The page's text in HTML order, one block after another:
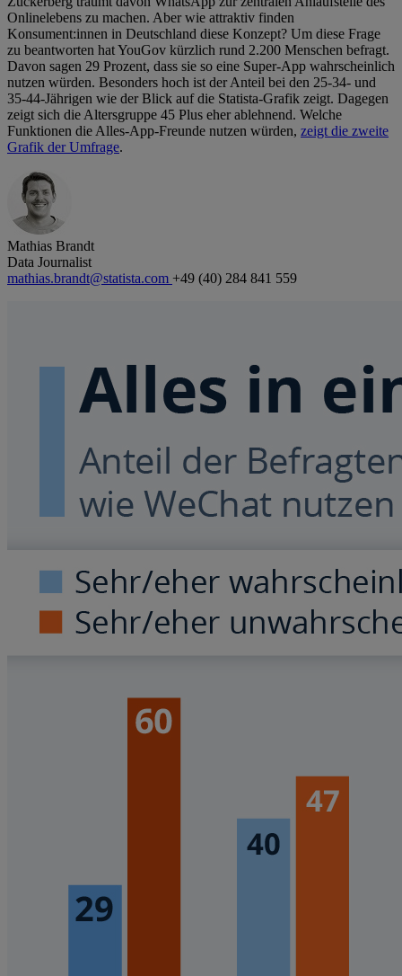
Onlinelebens zu machen. Aber wie attraktiv finden
Konsument:innen in Deutschland diese Konzept? Um diese Frage
zu beantworten hat YouGov kürzlich rund 2.200 Menschen befragt.
Davon sagen 29 Prozent, dass sie so eine Super-App wahrscheinlich
nutzen würden. Besonders hoch ist der Anteil bei den 25-34- und
35-44-Jährigen wie der Blick auf die Statista-Grafik zeigt. Dagegen
zeigt sich die Altersgruppe 45 Plus eher ablehnend. Welche
Funktionen die Alles-App-Freunde nutzen würden, zeigt die zweite
Grafik der Umfrage.
Mathias Brandt
Data Journalist
mathias.brandt@statista.com +49 (40) 284 841 559